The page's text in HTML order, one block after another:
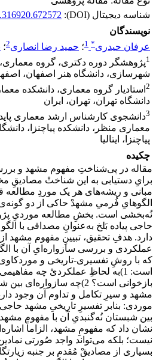
شناسه دیجیتال (DOI):
نویسندگان
عرفان حیدری*
1؛ حمید رضا انصاری2؛
1پژوهشگر دوره دکتری، گروه
شهرسازی، دانشگاه هنر اصفهان،
2 استادیار گروه معماری، دانشکده
دانشگاه تهران، تهران، ایران
3دانشجوی کارشناس ارشد معمارى
معمارى منظر، دانشکده پیاچنزا،
پیاچنزا، ایتالیا
چکیده
مقاله در پی‌شناختِ مفهوم مشهد و
برایِ دستیابی به این شناختْ مصادیقِ
مبانی و ریشه‌های هر یک موردِ
الگوهایِ فُرمیِ مشهدْ حاکی از دو
نُه‌بخشی است. بخشِ مطالعه موردیِ
حاجی پیاده بَلخ به‌عنوانِ مصداقی با
دارد. هدفِ تحقیق، تبیینِ مفهوم مشهد
عملکردی و بررسی سازواره‌ایِ آن با
که با روشِ تفسیری-تاریخی و
است: 1)به لحاظِ عملکردیْ چه
بازخوانی است؟ 2)چه
موردی: بنابر تفسیرِ تاریخیِ مشهد حاجی
بین شبستان نُه‌‌گنبدیِ آن با مفهوم مشهد
نشان داد که مفهومِ مشهد، الزاماً
نیست؛ بلکه می‌تواند واجد صُورتی
بسیاری از مصادیقْ مُقدم بر جنبه